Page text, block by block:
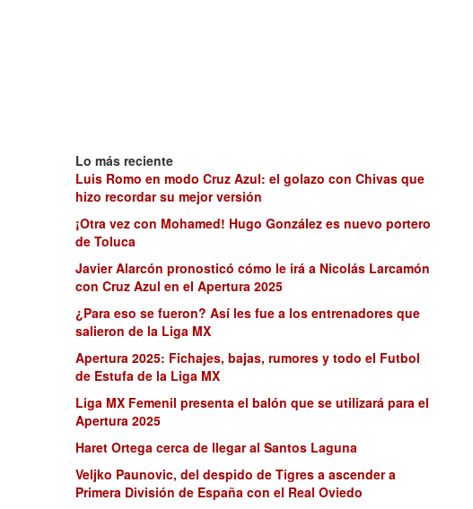
Lo más reciente
Luis Romo en modo Cruz Azul: el golazo con Chivas que
hizo recordar su mejor versión
¡Otra vez con Mohamed! Hugo González es nuevo portero
de Toluca
Javier Alarcón pronosticó cómo le irá a Nicolás Larcamón
con Cruz Azul en el Apertura 2025
¿Para eso se fueron? Así les fue a los entrenadores que
salieron de la Liga MX
Apertura 2025: Fichajes, bajas, rumores y todo el Futbol
de Estufa de la Liga MX
Liga MX Femenil presenta el balón que se utilizará para el
Apertura 2025
Haret Ortega cerca de llegar al Santos Laguna
Veljko Paunovic, del despido de Tigres a ascender a
Primera División de España con el Real Oviedo